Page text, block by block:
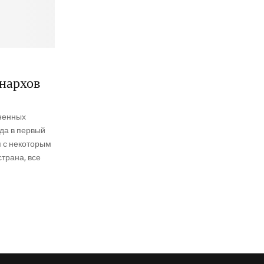
в первый
с некоторым
все